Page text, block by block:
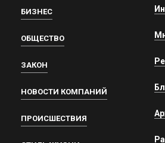
БИЗНЕС
ОБЩЕСТВО
ЗАКОН
НОВОСТИ КОМПАНИЙ
ПРОИСШЕСТВИЯ